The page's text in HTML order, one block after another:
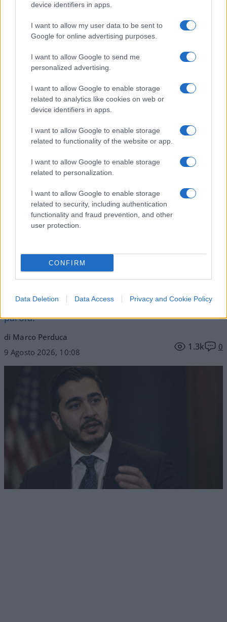
device identifiers in apps.
I want to allow my user data to be sent to
Google for online advertising purposes.
I want to allow Google to send me
personalized advertising.
I want to allow Google to enable storage
related to analytics like cookies on web or
device identifiers in apps.
I want to allow Google to enable storage
related to functionality of the website or app.
I want to allow Google to enable storage
related to personalization.
I want to allow Google to enable storage
related to security, including authentication
functionality and fraud prevention, and other
user protection.
CONFIRM
Data Deletion Data Access Privacy and Cookie Policy
#ROBERTO SAVIANO
#SINISTRA
50
SEDUTE SATIRICHE
Vignetta del 07/08/2026
Abdul El-Sayed, il mistero
dietro il personaggio
Condanna Putin, sostiene l’Ucraina e la sanità
pubblica. Ma sul Covid e sui vaccini non dice una
parola.
di Marco Perduca
9 Agosto 2026, 10:08
1.3k 0